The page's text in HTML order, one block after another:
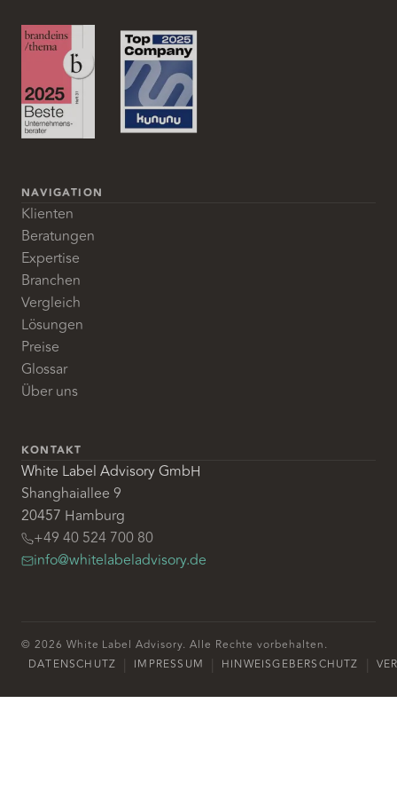
NAVIGATION
Klienten
Beratungen
Expertise
Branchen
Vergleich
Lösungen
Preise
Glossar
Über uns
KONTAKT
White Label Advisory GmbH
Shanghaiallee 9
20457 Hamburg
+49 40 524 700 80
info@whitelabeladvisory.de
© 2026 White Label Advisory. Alle Rechte vorbehalten.
DATENSCHUTZ
IMPRESSUM HINWEISGEBERSCHUTZ